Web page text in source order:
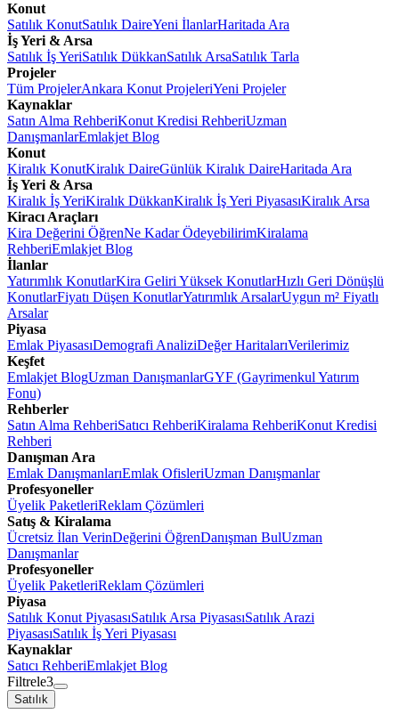
Konut
Satılık KonutSatılık DaireYeni İlanlarHaritada Ara
İş Yeri & Arsa
Satılık İş YeriSatılık DükkanSatılık ArsaSatılık Tarla
Projeler
Tüm ProjelerAnkara Konut ProjeleriYeni Projeler
Kaynaklar
Satın Alma RehberiKonut Kredisi RehberiUzman
DanışmanlarEmlakjet Blog
Konut
Kiralık KonutKiralık DaireGünlük Kiralık DaireHaritada Ara
İş Yeri & Arsa
Kiralık İş YeriKiralık DükkanKiralık İş Yeri PiyasasıKiralık Arsa
Kiracı Araçları
Kira Değerini ÖğrenNe Kadar ÖdeyebilirimKiralama
RehberiEmlakjet Blog
İlanlar
Yatırımlık KonutlarKira Geliri Yüksek KonutlarHızlı Geri Dönüşlü
KonutlarFiyatı Düşen KonutlarYatırımlık ArsalarUygun m² Fiyatlı
Arsalar
Piyasa
Emlak PiyasasıDemografi AnaliziDeğer HaritalarıVerilerimiz
Keşfet
Emlakjet BlogUzman DanışmanlarGYF (Gayrimenkul Yatırım
Fonu)
Rehberler
Satın Alma RehberiSatıcı RehberiKiralama RehberiKonut Kredisi
Rehberi
Danışman Ara
Emlak DanışmanlarıEmlak OfisleriUzman Danışmanlar
Profesyoneller
Üyelik PaketleriReklam Çözümleri
Satış & Kiralama
Ücretsiz İlan VerinDeğerini ÖğrenDanışman BulUzman
Danışmanlar
Profesyoneller
Üyelik PaketleriReklam Çözümleri
Piyasa
Satılık Konut PiyasasıSatılık Arsa PiyasasıSatılık Arazi
PiyasasıSatılık İş Yeri Piyasası
Kaynaklar
Satıcı RehberiEmlakjet Blog
Filtrele3
Satılık